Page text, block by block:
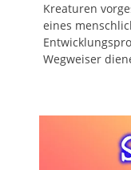
Kreaturen
eines
Wegweiser